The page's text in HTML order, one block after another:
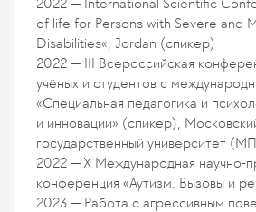
of life for Persons with Severe and
Disabilities«, Jordan (спикер)
2022 — III Всероссийская
учёных и студентов с
«Специальная педагогика и
и инновации» (спикер),
государственный университет
2022 — X Международная научно-
конференция «Аутизм. Вызовы и
2023 — Работа с агрессивным